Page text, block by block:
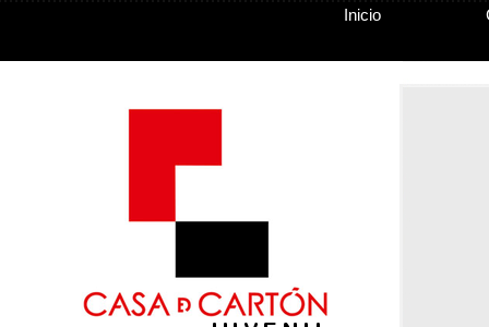
Inicio